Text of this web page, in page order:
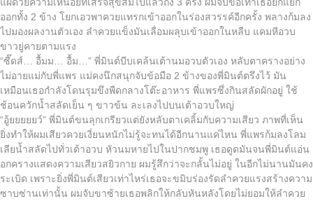
ออกทั้ง 2 ข้าง โยกเอวพาควยแทรกเข้าออกในร่องสวรรค์อีกครั้ง พลางก้มลง
ไปมองผลงานตัวเอง ลำควยแข็งมันเลื่อมผลุบเข้าออกในหลืบ แคมหีอวบ
ขาวยู่คายตามแรง
“ซี๊ดส์… อื้มม… อื้ม…” พี่มินต์บีบเคล้นเต้านมอวบตัวเอง หลับตาครางอย่าง
ไม่อายแม่กับพี่แพร แม่คงนึกสนุกจับข้อมือ 2 ข้างของพี่มินต์ตรึงไว้ มัน
เหมือนเธอกำลังโดนรุมขึงพืดกลางโต๊ะอาหาร พี่แพรซึ่งกินสลัดผักอยู่ ใช้
ช้อนควักน้ำสลัดเย็น ๆ ขาวข้น ละเลงไปบนเต้าอวบใหญ่
“อู้ยยยยยว์” พี่มินต์ขนลุกเกรียวแต่ยังหลับตาเคลิ้มกับความเสียว ภาพที่เห็น
ยิ่งทำให้ผมเสียวควยเงี่ยนหนักไม่รู้จะทนได้อีกนานแค่ไหน พี่แพรก้มลงโลม
เลียน้ำสลัดไปทั่วเต้าอวบ หัวนมหายไปในปากชมพู เธอดูดมันจนพี่มินต์แอ่น
อกครางแสดงความเสียวสยิวกาย ผมรู้สึกว่าจะกลั้นไม่อยู่ ในอีกไม่นานมันคง
ระเบิด เพราะยิ่งพี่มินต์เสียวเท่าไหร่เธอจะขมิบร่องรัดลำควยแรงสร้างความ
ซาบซ่านเท่านั้น ผมจับขาซ้ายเธอพลิกให้กลับหันหลังโดยไม่ยอมให้ลำควย